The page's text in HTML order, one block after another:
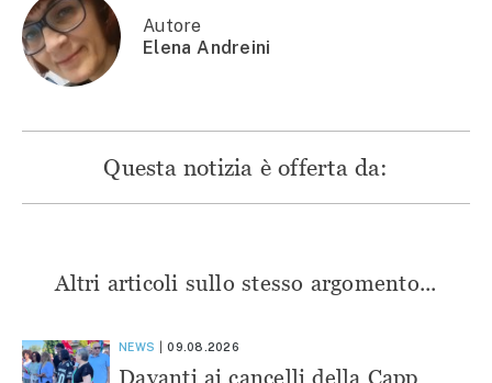
Autore
Elena Andreini
Questa notizia è offerta da:
Altri articoli sullo stesso argomento...
NEWS 09.08.2026
Davanti ai cancelli della Capp